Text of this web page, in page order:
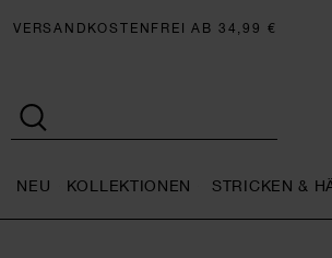
VERSANDKOSTENFREI AB 34,99 €
NEU KOLLEKTIONEN STRICKEN &